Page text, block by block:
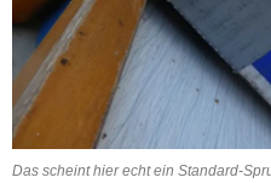
Das scheint hier echt ein Standard-